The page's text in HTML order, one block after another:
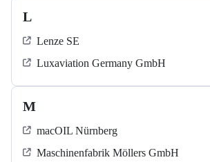
L
Lenze SE
Luxaviation Germany GmbH
M
macOIL Nürnberg
Maschinenfabrik Möllers GmbH